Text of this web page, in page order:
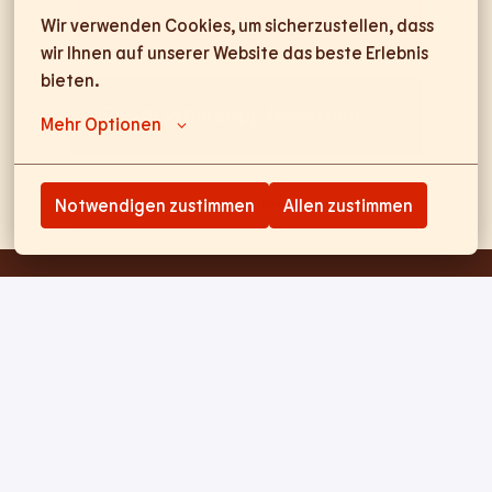
Wir verwenden Cookies, um sicherzustellen, dass
wir Ihnen auf unserer Website das beste Erlebnis
bieten.
Mehr Optionen
Notwendigen zustimmen Allen zustimmen
Bewerben
Mit WhatsApp bewerben
Job teilen